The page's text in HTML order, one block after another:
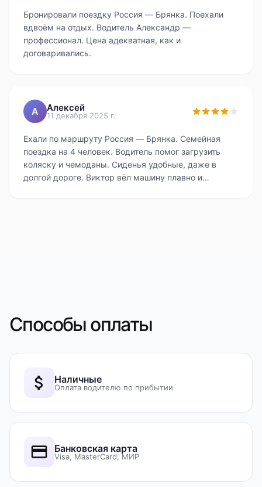
Бронировали поездку Россия — Брянка. Поехали
вдвоём на отдых. Водитель Александр —
профессионал. Цена адекватная, как и
договаривались.
А Алексей
11 декабря 2025 г.
Ехали по маршруту Россия — Брянка. Семейная
поездка на 4 человек. Водитель помог загрузить
коляску и чемоданы. Сиденья удобные, даже в
долгой дороге. Виктор вёл машину плавно и
Способы оплаты
Наличные
Оплата водителю по прибытии
Банковская карта
Visa, MasterCard, МИР